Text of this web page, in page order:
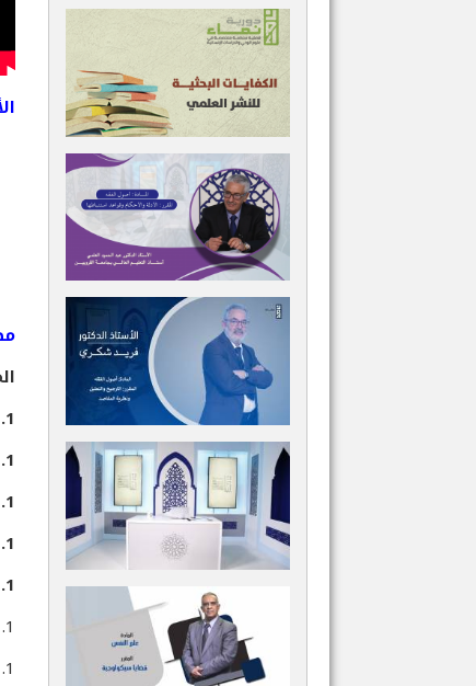
1. المناهج الكمية الكلاسيكية
1. 1. الملاحظة
1. 2. الفرضية
1. 3. البحث التجريبي وطرقه
1. 3. 1. طريقة المقارنة
1. 3. 1. 1. تعريف طريقة المقارنة
1. 3. 1. 2. استعمال طريقة المقارنة في مجال العلوم الطبيعية